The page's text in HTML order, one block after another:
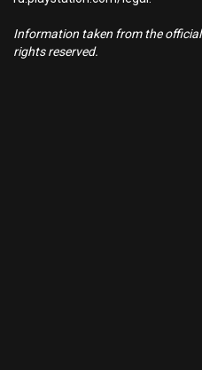
Information taken from the
rights reserved.